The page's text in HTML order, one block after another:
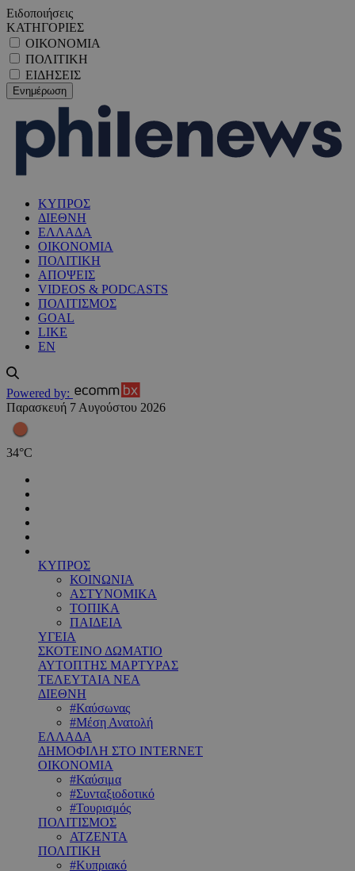
Ειδοποιήσεις
ΚΑΤΗΓΟΡΙΕΣ
ΟΙΚΟΝΟΜΙΑ
ΠΟΛΙΤΙΚΗ
ΕΙΔΗΣΕΙΣ
ΚΥΠΡΟΣ
ΔΙΕΘΝΗ
ΕΛΛΑΔΑ
ΟΙΚΟΝΟΜΙΑ
ΠΟΛΙΤΙΚΗ
ΑΠΟΨΕΙΣ
VIDEOS & PODCASTS
ΠΟΛΙΤΙΣΜΟΣ
GOAL
LIKE
EN
Powered by:
Παρασκευή 7 Αυγούστου 2026
34°C
ΚΥΠΡΟΣ
ΚΟΙΝΩΝΙΑ
ΑΣΤΥΝΟΜΙΚΑ
ΤΟΠΙΚΑ
ΠΑΙΔΕΙΑ
ΥΓΕΙΑ
ΣΚΟΤΕΙΝΟ ΔΩΜΑΤΙΟ
ΑΥΤΟΠΤΗΣ ΜΑΡΤΥΡΑΣ
ΤΕΛΕΥΤΑΙΑ ΝΕΑ
ΔΙΕΘΝΗ
#Καύσωνας
#Μέση Ανατολή
ΕΛΛΑΔΑ
ΔΗΜΟΦΙΛΗ ΣΤΟ INTERNET
ΟΙΚΟΝΟΜΙΑ
#Καύσιμα
#Συνταξιοδοτικό
#Τουρισμός
ΠΟΛΙΤΙΣΜΟΣ
ΑΤΖΕΝΤΑ
ΠΟΛΙΤΙΚΗ
#Κυπριακό